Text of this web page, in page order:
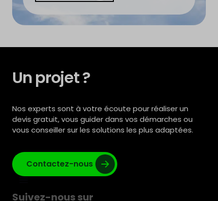
Un projet ?
Nos experts sont à votre écoute pour réaliser un
devis gratuit, vous guider dans vos démarches ou
vous conseiller sur les solutions les plus adaptées.
Contactez-nous
Suivez-nous sur